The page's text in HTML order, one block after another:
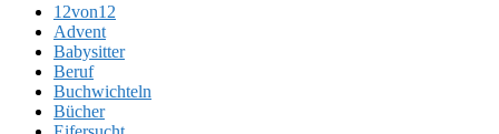
12von12
Advent
Babysitter
Beruf
Buchwichteln
Bücher